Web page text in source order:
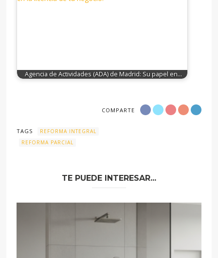
Agencia de Actividades (ADA) de Madrid: Su papel en…
COMPARTE
TAGS
REFORMA INTEGRAL
REFORMA PARCIAL
TE PUEDE INTERESAR...